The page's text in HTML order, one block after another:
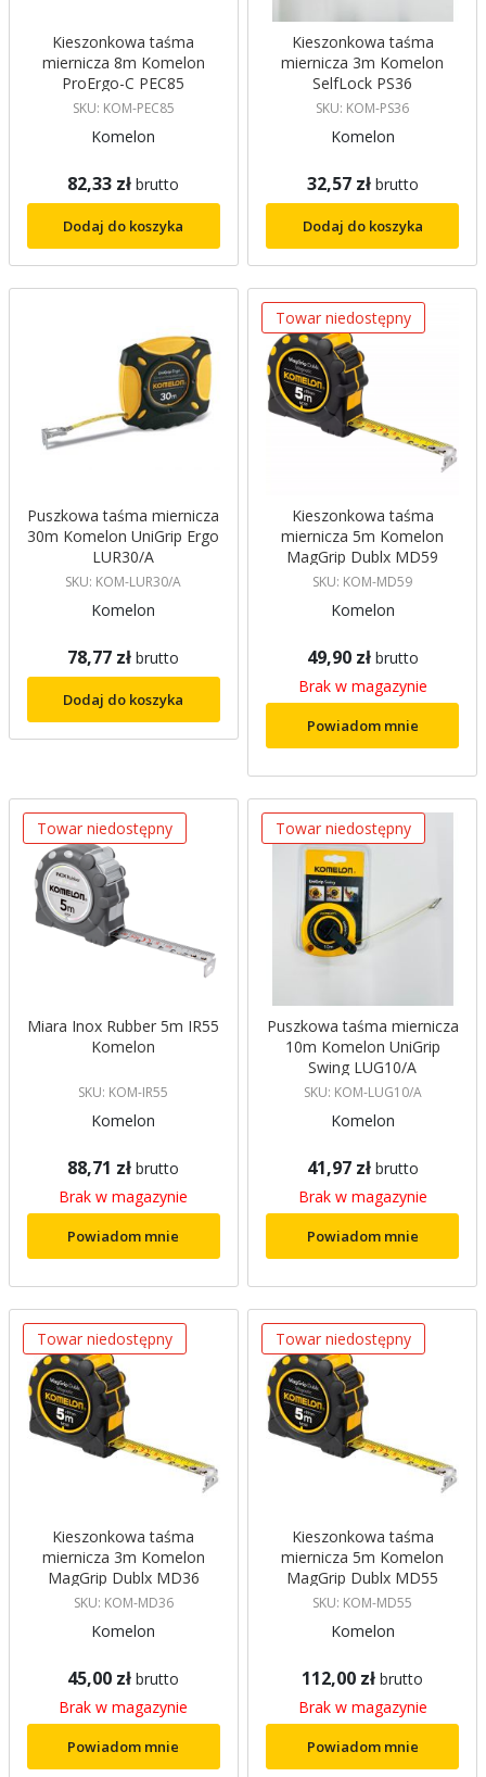
Kieszonkowa taśma
miernicza 8m Komelon
ProErgo-C PEC85
SKU: KOM-PEC85
Komelon
82,33 zł brutto
Dodaj do koszyka
Kieszonkowa taśma
miernicza 3m Komelon
SelfLock PS36
SKU: KOM-PS36
Komelon
32,57 zł brutto
Dodaj do koszyka
Puszkowa taśma miernicza
30m Komelon UniGrip Ergo
LUR30/A
SKU: KOM-LUR30/A
Komelon
78,77 zł brutto
Dodaj do koszyka
Towar niedostępny
Kieszonkowa taśma
miernicza 5m Komelon
MagGrip Dublx MD59
SKU: KOM-MD59
Komelon
49,90 zł brutto
Brak w magazynie
Powiadom mnie
Towar niedostępny
Miara Inox Rubber 5m IR55
Komelon
SKU: KOM-IR55
Komelon
88,71 zł brutto
Brak w magazynie
Powiadom mnie
Towar niedostępny
Puszkowa taśma miernicza
10m Komelon UniGrip
Swing LUG10/A
SKU: KOM-LUG10/A
Komelon
41,97 zł brutto
Brak w magazynie
Powiadom mnie
Towar niedostępny
Kieszonkowa taśma
miernicza 3m Komelon
MagGrip Dublx MD36
SKU: KOM-MD36
Komelon
45,00 zł brutto
Brak w magazynie
Powiadom mnie
Towar niedostępny
Kieszonkowa taśma
miernicza 5m Komelon
MagGrip Dublx MD55
SKU: KOM-MD55
Komelon
112,00 zł brutto
Brak w magazynie
Powiadom mnie